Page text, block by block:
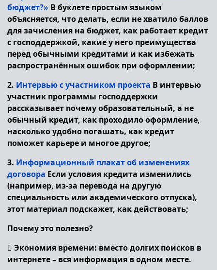
бюджет?» В буклете простым языком
объясняется, что делать, если не хватило баллов
для зачисления на бюджет, как работает кредит
с господдержкой, какие у него преимущества
перед обычными кредитами и как избежать
распространённых ошибок при оформлении;
2. Интервью с участником проекта В интервью
участник программы господдержки
рассказывает почему образовательный, а не
обычный кредит, как проходило оформление,
насколько удобно погашать, как кредит
поможет карьере и многое другое;
3. Информационный плакат об изменениях
договора Если условия кредита изменились
(например, из-за перевода на другую
специальность или академического отпуска),
этот материал подскажет, как действовать;
Почему это полезно?
 Экономия времени: вместо долгих поисков в
интернете – вся информация в одном месте.